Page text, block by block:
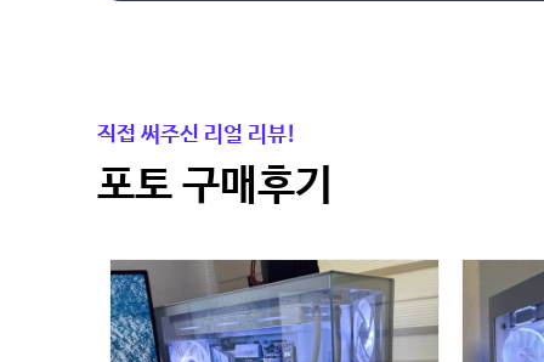
직접 써주신 리얼 리뷰!
포토 구매후기